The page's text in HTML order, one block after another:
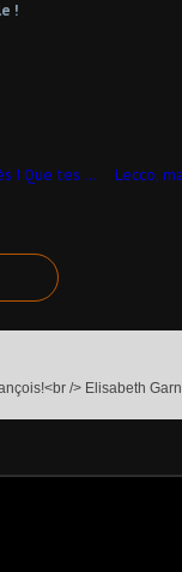
!
Le Col du Simplon (Suisse) à 2005 m 21° degrés ! Que tes oeuvres sont belles !
/> Elisabeth